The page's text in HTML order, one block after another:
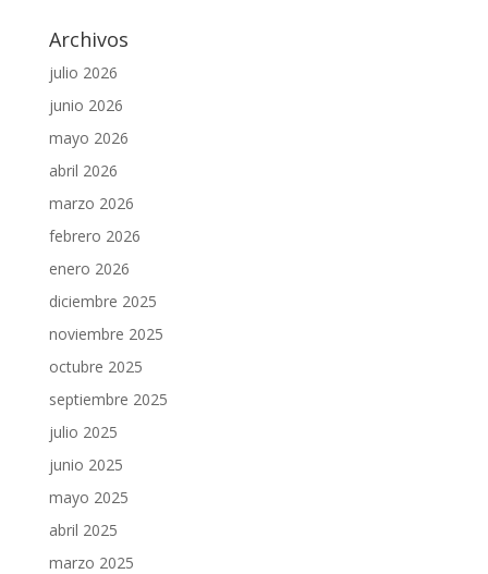
Archivos
julio 2026
junio 2026
mayo 2026
abril 2026
marzo 2026
febrero 2026
enero 2026
diciembre 2025
noviembre 2025
octubre 2025
septiembre 2025
julio 2025
junio 2025
mayo 2025
abril 2025
marzo 2025